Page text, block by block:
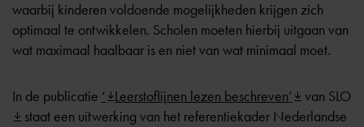
waarbij kinderen voldoende mogelijkheden krijgen zich
optimaal te ontwikkelen. Scholen moeten hierbij uitgaan van
wat maximaal haalbaar is en niet van wat minimaal moet.
In de publicatie ‘ Leerstoflijnen lezen beschreven’
van SLO
staat een uitwerking van het referentiekader Nederlandse